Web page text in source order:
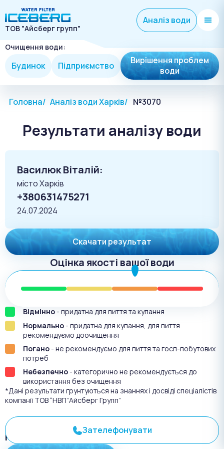
ТОВ "Айсберг групп"
Аналіз води
Очищення води:
Будинок Підприємство
Вирішення проблем
води
Головна Аналіз води Харків №3070
Результати аналізу води
Василюк Віталій:
місто Харків
+380631475271
24.07.2024
Скачати результат
Оцінка якості вашої води
Відмінно- придатна для пиття та купання
Нормально- придатна для купання, для пиття
рекомендуємо доочищення
Погано- не рекомендуємо для пиття та госп-побутових
потреб
Небезпечно- категорично не рекомендується до
використання без очищення
*Дані результати ґрунтуються на знаннях і досвіді спеціалістів
компанії ТОВ “НВП”Айсберг Групп”
Результат аналіза №3070
Зателефонувати